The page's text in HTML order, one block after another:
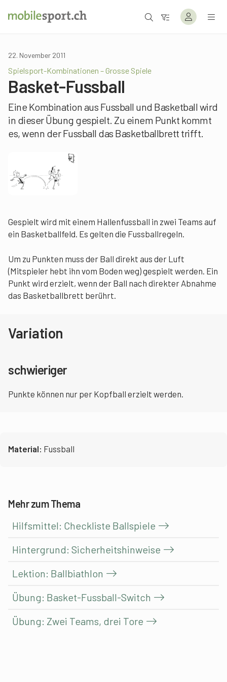
22. November 2011
Spielsport-Kombinationen – Grosse Spiele
Basket-Fussball
Eine Kombination aus Fussball und Basketball wird
in dieser Übung gespielt. Zu einem Punkt kommt
es, wenn der Fussball das Basketballbrett trifft.
Gespielt wird mit einem Hallenfussball in zwei Teams auf
ein Basketballfeld. Es gelten die Fussballregeln.
Um zu Punkten muss der Ball direkt aus der Luft
(Mitspieler hebt ihn vom Boden weg) gespielt werden. Ein
Punkt wird erzielt, wenn der Ball nach direkter Abnahme
das Basketballbrett berührt.
Variation
schwieriger
Punkte können nur per Kopfball erzielt werden.
Material: Fussball
Mehr zum Thema
Hilfsmittel: Checkliste Ballspiele
Hintergrund: Sicherheitshinweise
Lektion: Ballbiathlon
Übung: Basket-Fussball-Switch
Übung: Zwei Teams, drei Tore